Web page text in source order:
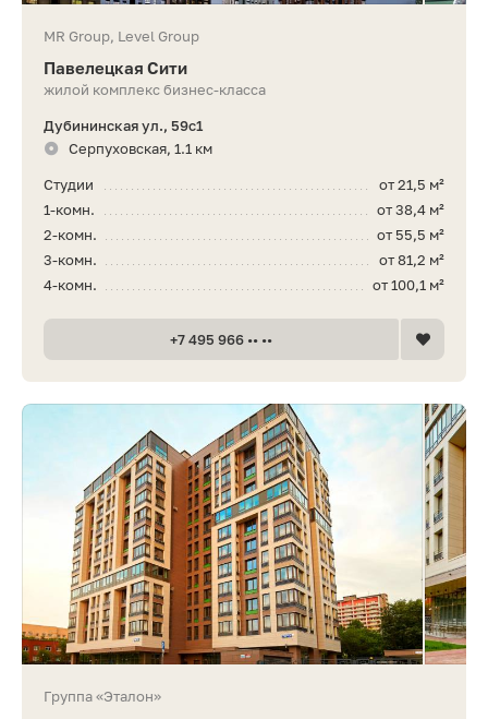
MR Group, Level Group
Павелецкая Сити
жилой комплекс бизнес-класса
Дубининская ул., 59с1
Серпуховская, 1.1 км
от 21,5 м²
Студии
от 38,4 м²
1-комн.
от 55,5 м²
2-комн.
от 81,2 м²
3-комн.
от 100,1 м²
4-комн.
+7 495 966 •• ••
Группа «Эталон»